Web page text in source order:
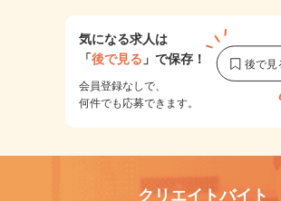
気になる求人は
「後で見る 」で保存！
会員登録なしで、
何件でも応募できます。
クリエイトバイト